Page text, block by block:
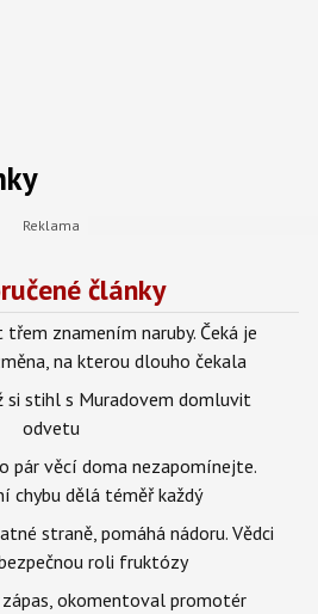
články
znamením naruby. Čeká je
na kterou dlouho čekala
si stihl s Muradovem domluvit
odvetu
pár věcí doma nezapomínejte.
chybu dělá téměř každý
straně, pomáhá nádoru. Vědci
roli fruktózy
okomentoval promotér